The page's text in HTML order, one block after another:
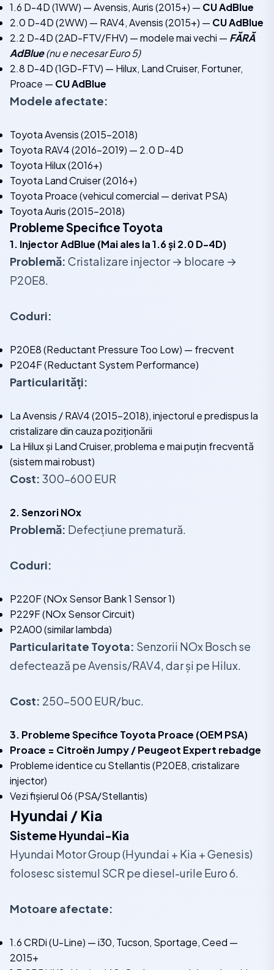
1.6 D-4D (1WW) — Avensis, Auris (2015+) — CU AdBlue
2.0 D-4D (2WW) — RAV4, Avensis (2015+) — CU AdBlue
2.2 D-4D (2AD-FTV/FHV) — modele mai vechi — FĂRĂ
AdBlue(nu e necesar Euro 5)
2.8 D-4D (1GD-FTV) — Hilux, Land Cruiser, Fortuner,
Proace — CU AdBlue
Modele afectate:
Toyota Avensis (2015-2018)
Toyota RAV4 (2016-2019) — 2.0 D-4D
Toyota Hilux (2016+)
Toyota Land Cruiser (2016+)
Toyota Proace (vehicul comercial — derivat PSA)
Toyota Auris (2015-2018)
Probleme Specifice Toyota
1. Injector AdBlue (Mai ales la 1.6 și 2.0 D-4D)
Problemă: Cristalizare injector → blocare →
P20E8.
Coduri:
P20E8 (Reductant Pressure Too Low) — frecvent
P204F (Reductant System Performance)
Particularități:
La Avensis / RAV4 (2015-2018), injectorul e predispus la
cristalizare din cauza poziționării
La Hilux și Land Cruiser, problema e mai puțin frecventă
(sistem mai robust)
Cost: 300-600 EUR
2. Senzori NOx
Problemă: Defecțiune prematură.
Coduri:
P220F (NOx Sensor Bank 1 Sensor 1)
P229F (NOx Sensor Circuit)
P2A00 (similar lambda)
Particularitate Toyota: Senzorii NOx Bosch se
defectează pe Avensis/RAV4, dar și pe Hilux.
Cost: 250-500 EUR/buc.
3. Probleme Specifice Toyota Proace (OEM PSA)
Proace = Citroën Jumpy / Peugeot Expert rebadge
Probleme identice cu Stellantis (P20E8, cristalizare
injector)
Vezi fișierul 06 (PSA/Stellantis)
Hyundai / Kia
Sisteme Hyundai-Kia
Hyundai Motor Group (Hyundai + Kia + Genesis)
folosesc sistemul SCR pe diesel-urile Euro 6.
Motoare afectate:
1.6 CRDi (U-Line) — i30, Tucson, Sportage, Ceed —
2015+